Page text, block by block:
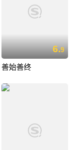
6.9
善始善终